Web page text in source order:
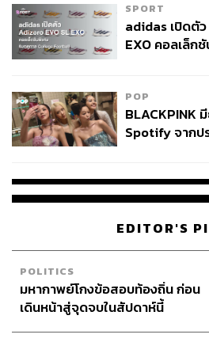
SPORT
adidas เปิดตั
EXO คอลเล็ก
POP
BLACKPINK
Spotify จากป
EDITOR'S
POLITICS
มหากาพย์โกงข้อสอบท้องถิ่น ก่อน
เดินหน้าสู่จุดจบในสัปดาห์นี้